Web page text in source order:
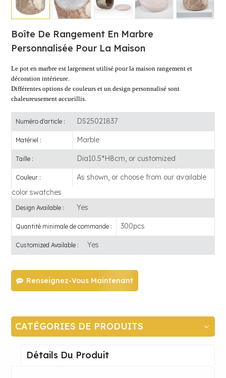
Boîte De Rangement En Marbre
Personnalisée Pour La Maison
Le pot en marbre est largement utilisé pour la maisonrangement et
décoration intérieure.
Différentes options de couleurs et un design personnalisé sont
chaleureusement accueillis.
Numéro d'article : DS25021837
Matériel : Marble
Taille : Dia10.5*H8cm, or customized
Couleur :
As shown, or choose from our available
color swatches
Design Available : Yes
Quantité minimale de commande : 300pcs
Customized Available : Yes
Renseignez-Vous Maintenant
CATÉGORIES DE PRODUITS
Détails Du Produit